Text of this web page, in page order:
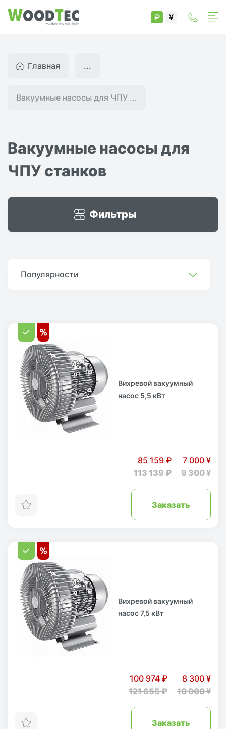
₽ ¥
Главная
Вакуумные насосы для ЧПУ ...
...
Вакуумные насосы для
ЧПУ станков
Фильтры
Популярности
Вихревой вакуумный
насос 5,5 кВт
85 159 ₽
113 139 ₽
7 000 ¥
9 300 ¥
Заказать
Вихревой вакуумный
насос 7,5 кВт
100 974 ₽
121 655 ₽
8 300 ¥
10 000 ¥
Заказать